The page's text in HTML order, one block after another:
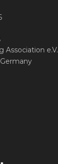
Association e.V.